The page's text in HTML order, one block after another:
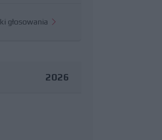
głosowania
2026